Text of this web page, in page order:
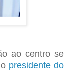
ao centro se
presidente do